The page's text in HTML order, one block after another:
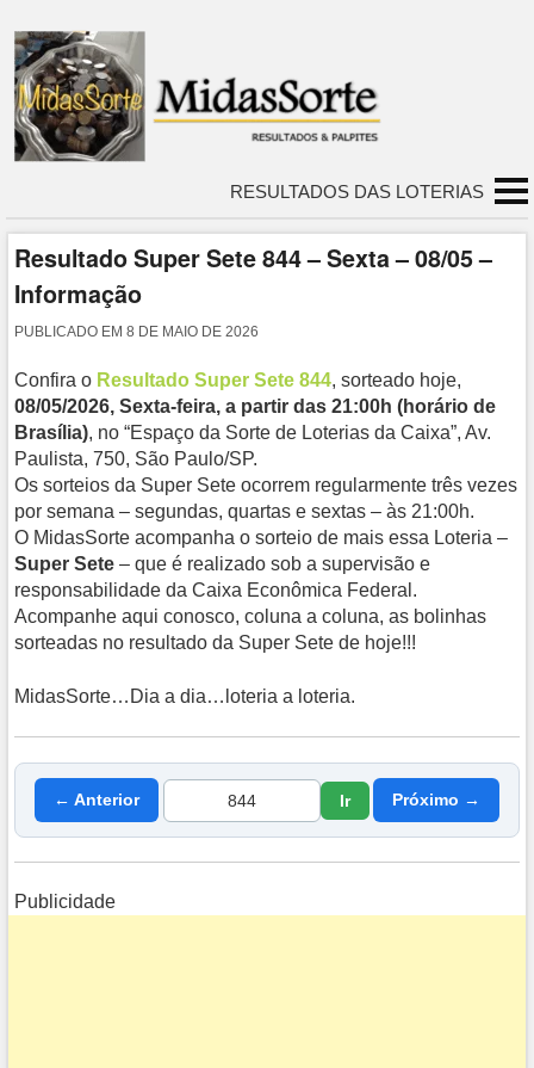
RESULTADOS DAS LOTERIAS
Resultado Super Sete 844 – Sexta – 08/05 –
Informação
PUBLICADO EM8 DE MAIO DE 2026
Confira o Resultado Super Sete 844, sorteado hoje,
08/05/2026, Sexta-feira, a partir das 21:00h (horário de
Brasília), no “Espaço da Sorte de Loterias da Caixa”, Av.
Paulista, 750, São Paulo/SP.
Os sorteios da Super Sete ocorrem regularmente três vezes
por semana – segundas, quartas e sextas – às 21:00h.
O MidasSorte acompanha o sorteio de mais essa Loteria –
Super Sete – que é realizado sob a supervisão e
responsabilidade da Caixa Econômica Federal.
Acompanhe aqui conosco, coluna a coluna, as bolinhas
sorteadas no resultado da Super Sete de hoje!!!
MidasSorte…Dia a dia…loteria a loteria.
← Anterior Ir Próximo →
Publicidade